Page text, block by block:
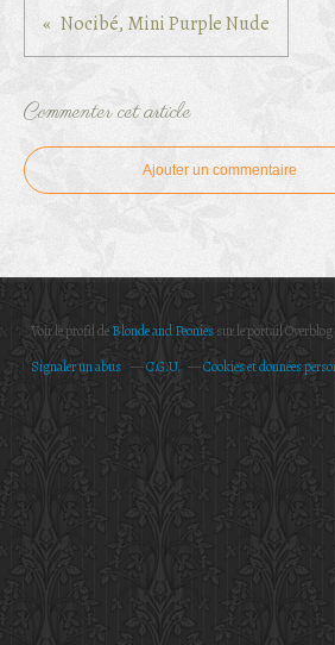
Nocibé, Mini Purple Nude
Commenter cet article
Ajouter un commentaire
Voir le profil deBlonde and Peoniessur le portail Overblog
Signaler un abus
C.G.U. Cookies et données